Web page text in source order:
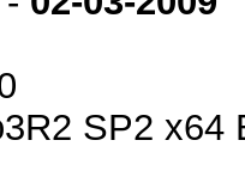
SP2 x64